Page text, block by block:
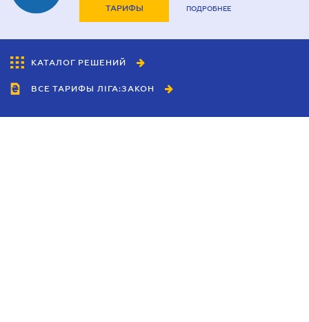
ТАРИФЫ ПОДРОБНЕЕ
КАТАЛОГ РЕШЕНИЙ
ВСЕ ТАРИФЫ ЛІГА:ЗАКОН